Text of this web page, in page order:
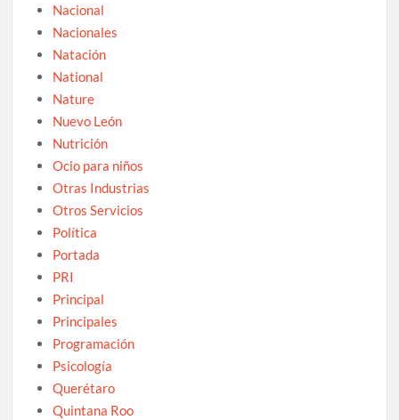
Nacional
Nacionales
Natación
National
Nature
Nuevo León
Nutrición
Ocio para niños
Otras Industrias
Otros Servicios
Política
Portada
PRI
Principal
Principales
Programación
Psicología
Querétaro
Quintana Roo